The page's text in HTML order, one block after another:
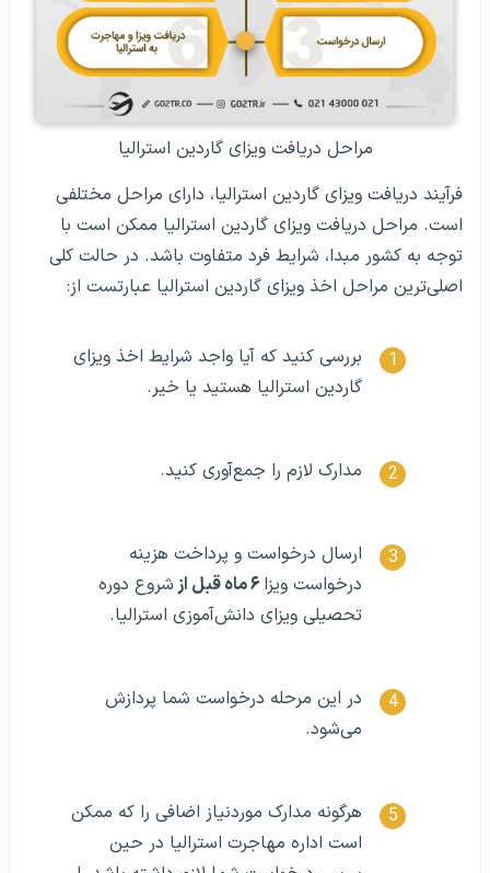
مراحل دریافت ویزای گاردین استرالیا
فرآیند دریافت ویزای گاردین استرالیا، دارای مراحل مختلفی
است. مراحل دریافت ویزای گاردین استرالیا ممکن است با
توجه به کشور مبدا، شرایط فرد متفاوت باشد. در حالت کلی
اصلی‌ترین مراحل اخذ ویزای گاردین استرالیا عبارتست از:
بررسی کنید که آیا واجد شرایط اخذ ویزای
گاردین استرالیا هستید یا خیر.
مدارک لازم را جمع‌آوری کنید.
ارسال درخواست و پرداخت هزینه
درخواست ویزا
شروع دوره
تحصیلی ویزای دانش‌آموزی استرالیا.
در این مرحله درخواست شما پردازش
می‌شود.
هرگونه مدارک موردنیاز اضافی را که ممکن
است اداره مهاجرت استرالیا در حین